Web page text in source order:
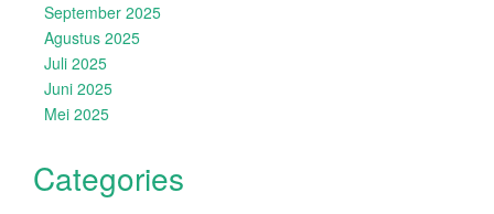
September 2025
Agustus 2025
Juli 2025
Juni 2025
Mei 2025
Categories